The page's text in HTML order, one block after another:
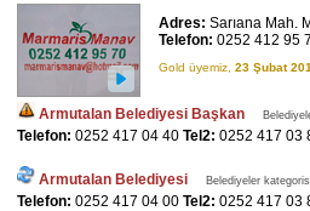
Adres: Sarıana Mah.
Telefon: 0252 412 95
Gold üyemiz, 23 Şubat
Armutalan Belediyesi Başkan
Telefon: 0252 417 04 40 Tel2: 0252 417 03
Armutalan Belediyesi Belediyeler
Telefon: 0252 417 04 00 Tel2: 0252 417 03